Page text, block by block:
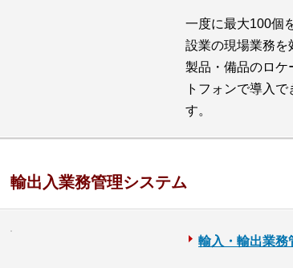
一度に最大100個
設業の現場業務を
製品・備品のロケ
トフォンで導入
す。
輸出入業務管理システム
輸入・輸出業務